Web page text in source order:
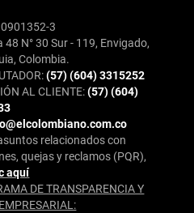
3
48 N° 30 Sur - 119, Envigado,
Colombia.
(57) (604) 3315252
AL CLIENTE:(57) (604)
relacionados con
quejas y reclamos (PQR),
aquí
DE TRANSPARENCIA Y